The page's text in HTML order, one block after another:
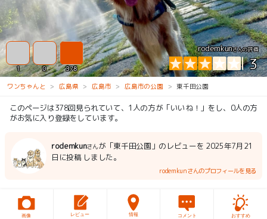
rodemkunさんの評価
3
1 0 378
ワンちゃんと 広島県 広島市 広島市の公園 東千田公園
このページは378回見られていて、1人の方が「いいね！」をし、0人の方
がお気に入り登録をしています。
rodemkunさんが「東千田公園」のレビューを 2025年7月21
日に投稿 しました。
rodemkunさんのプロフィールを見る
画像 レビュー 情報 コメント おすすめ